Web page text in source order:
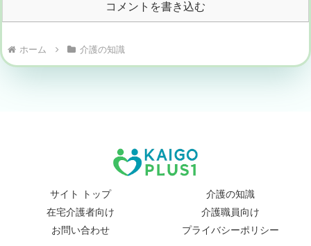
コメントを書き込む
ホーム 介護の知識
サイト トップ
介護の知識
在宅介護者向け
介護職員向け
お問い合わせ
プライバシーポリシー